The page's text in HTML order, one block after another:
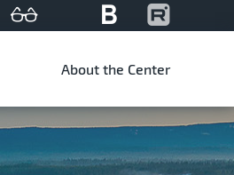
About the Center